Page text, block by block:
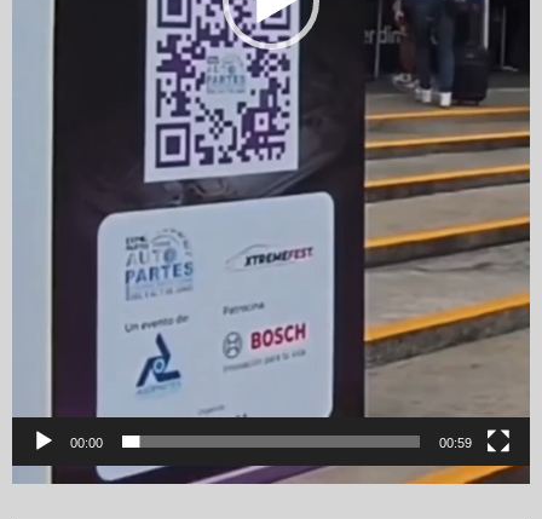
00:00 00:59